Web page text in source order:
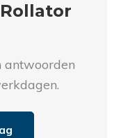
antwoorden